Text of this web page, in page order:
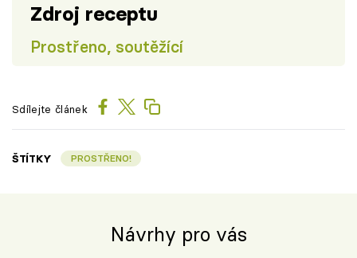
Zdroj receptu
Prostřeno, soutěžící
Sdílejte článek
ŠTÍTKY PROSTŘENO!
Návrhy pro vás